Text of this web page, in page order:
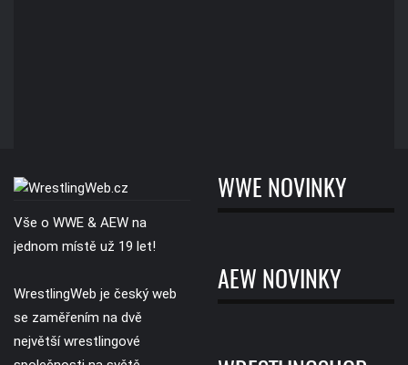
Vše o WWE & AEW na
jednom místě už 19 let!
WrestlingWeb je český web
se zaměřením na dvě
největší wrestlingové
WWE NOVINKY
AEW NOVINKY